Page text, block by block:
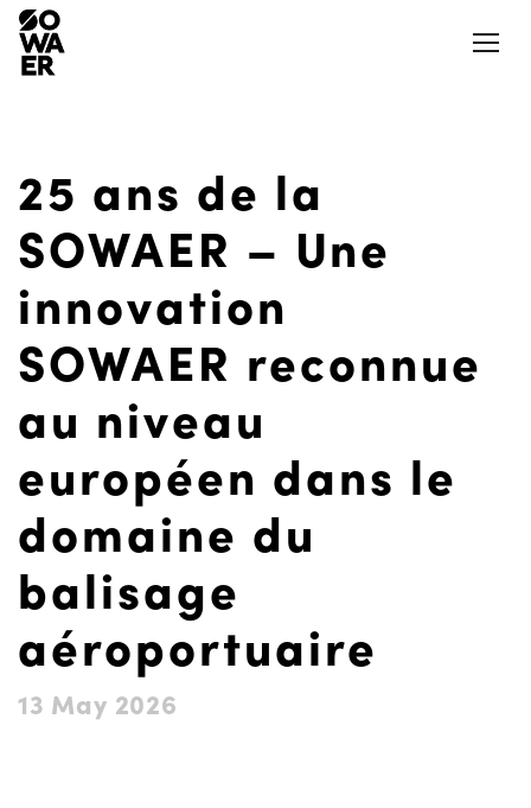
Ouvrir
Actualités
Presse
Jobs
Aéroports et aérodromes
Notre Appli
LinkedIn
Aides et mesures
Nos logements
La SOWAER
Actions et projets citoyens
25 ans de la
SOWAER – Une
innovation
SOWAER reconnue
au niveau
européen dans le
domaine du
balisage
aéroportuaire
13 May 2026